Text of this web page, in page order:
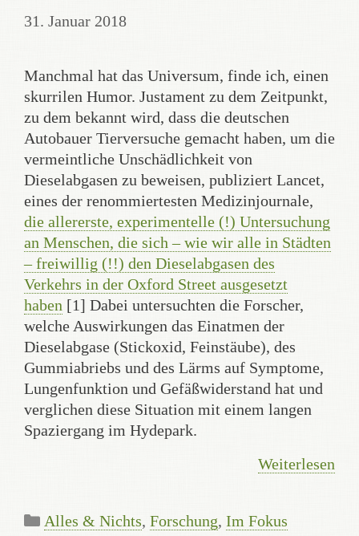
31. Januar 2018
Manchmal hat das Universum, finde ich, einen
skurrilen Humor. Justament zu dem Zeitpunkt,
zu dem bekannt wird, dass die deutschen
Autobauer Tierversuche gemacht haben, um die
vermeintliche Unschädlichkeit von
Dieselabgasen zu beweisen, publiziert Lancet,
eines der renommiertesten Medizinjournale,
die allererste, experimentelle (!) Untersuchung
an Menschen, die sich – wie wir alle in Städten
– freiwillig (!!) den Dieselabgasen des
Verkehrs in der Oxford Street ausgesetzt
haben [1] Dabei untersuchten die Forscher,
welche Auswirkungen das Einatmen der
Dieselabgase (Stickoxid, Feinstäube), des
Gummiabriebs und des Lärms auf Symptome,
Lungenfunktion und Gefäßwiderstand hat und
verglichen diese Situation mit einem langen
Spaziergang im Hydepark.
Weiterlesen
Kategorien
Alles & Nichts, Forschung, Im Fokus